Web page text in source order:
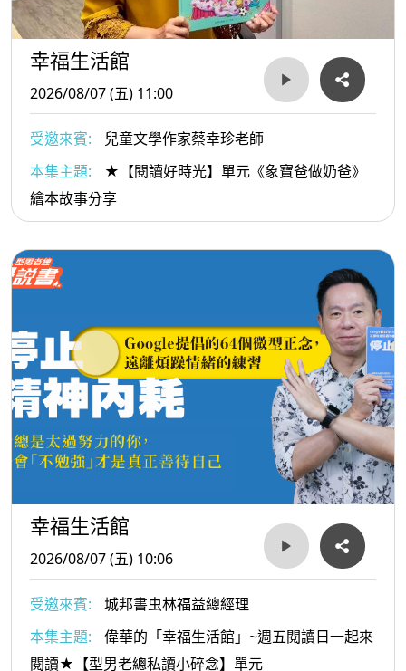
幸福生活館
2026/08/07 (五) 11:00
受邀來賓:
兒童文學作家蔡幸珍老師
本集主題:
★【閱讀好時光】單元《象寶爸做奶爸》
繪本故事分享
幸福生活館
2026/08/07 (五) 10:06
受邀來賓:
城邦書虫林福益總經理
本集主題:
偉華的「幸福生活館」~週五閱讀日一起來
閱讀★【型男老總私讀小碎念】單元